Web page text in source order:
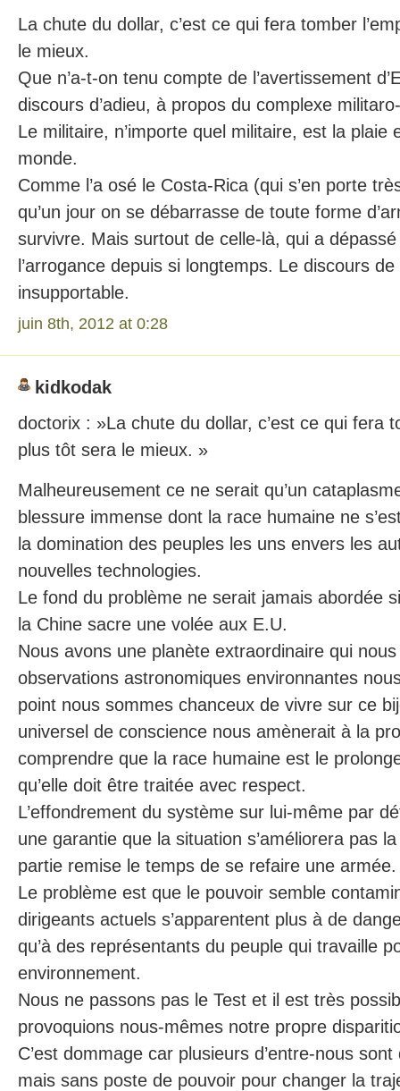
La chute du dollar, c’est ce qui fera tomber
le mieux.
Que n’a-t-on tenu compte de l’avertissement
discours d’adieu, à propos du complexe
Le militaire, n’importe quel militaire, est la plaie
monde.
Comme l’a osé le Costa-Rica (qui s’en porte
qu’un jour on se débarrasse de toute forme
survivre. Mais surtout de celle-là, qui a
l’arrogance depuis si longtemps. Le discours
insupportable.
juin 8th, 2012 at 0:28
kidkodak
doctorix : »La chute du dollar, c’est ce qui fera
plus tôt sera le mieux. »
Malheureusement ce ne serait qu’un
blessure immense dont la race humaine ne
la domination des peuples les uns envers les
nouvelles technologies.
Le fond du problème ne serait jamais abordée
la Chine sacre une volée aux E.U.
Nous avons une planète extraordinaire qui
observations astronomiques environnantes
point nous sommes chanceux de vivre sur ce
universel de conscience nous amènerait à la
comprendre que la race humaine est le
qu’elle doit être traitée avec respect.
L’effondrement du système sur lui-même par
une garantie que la situation s’améliorera pas
partie remise le temps de se refaire une armée.
Le problème est que le pouvoir semble
dirigeants actuels s’apparentent plus à de
qu’à des représentants du peuple qui travaille
environnement.
Nous ne passons pas le Test et il est très
provoquions nous-mêmes notre propre
C’est dommage car plusieurs d’entre-nous
mais sans poste de pouvoir pour changer la